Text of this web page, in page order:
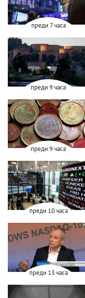
преди 7 часа
преди 9 часа
преди 9 часа
преди 10 часа
преди 13 часа